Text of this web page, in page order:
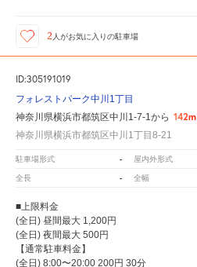
2 人がお気に入りの駐車場
ID:305191019
フォレストパーク中川1丁目
神奈川県横浜市都筑区中川1-7-1から 142m
神奈川県横浜市都筑区中川1丁目8-21
駐車場形式 - 屋内外形式
全長 - 全幅
■上限料金
(全日) 昼間最大 1,200円
(全日) 夜間最大 500円
【通常駐車料金】
(全日) 8:00〜20:00 200円 30分